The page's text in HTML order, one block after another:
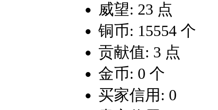
威望: 23 点
铜币: 15554 个
贡献值: 3 点
金币: 0 个
买家信用: 0